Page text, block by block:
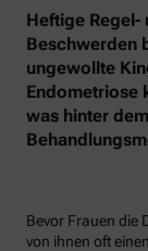
Heftige Regel-
Beschwerden
ungewollte
Endometriose
was hinter
Bevor Frauen die
von ihnen oft